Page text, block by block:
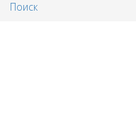
Поиск